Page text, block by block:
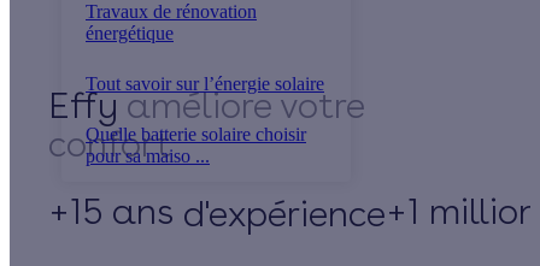
Travaux de rénovation
énergétique
Tout savoir sur l’énergie solaire
Quelle batterie solaire choisir
pour sa maiso ...
Effy
+15 ans d'expérience+1